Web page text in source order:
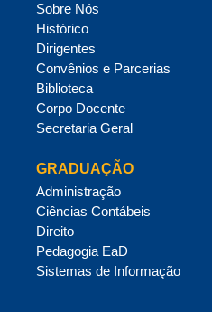
Sobre Nós
Histórico
Dirigentes
Convênios e Parcerias
Biblioteca
Corpo Docente
Secretaria Geral
GRADUAÇÃO
Administração
Ciências Contábeis
Direito
Pedagogia EaD
Sistemas de Informação